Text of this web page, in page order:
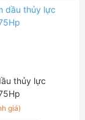
thủy lực
giá)